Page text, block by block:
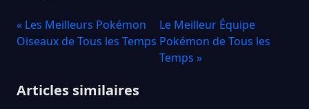
« Les Meilleurs Pokémon
Oiseaux de Tous les Temps
Le Meilleur Équipe
Pokémon de Tous les
Temps »
Articles similaires